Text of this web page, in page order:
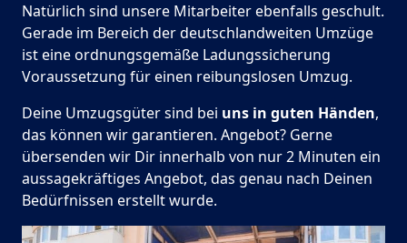
Natürlich sind unsere Mitarbeiter ebenfalls geschult.
Gerade im Bereich der deutschlandweiten Umzüge
ist eine ordnungsgemäße Ladungssicherung
Voraussetzung für einen reibungslosen Umzug.
Deine Umzugsgüter sind bei uns in guten Händen,
das können wir garantieren. Angebot? Gerne
übersenden wir Dir innerhalb von nur 2 Minuten ein
aussagekräftiges Angebot, das genau nach Deinen
Bedürfnissen erstellt wurde.